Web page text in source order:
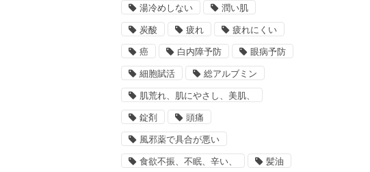
湯冷めしない 潤い肌
炭酸 疲れ 疲れにくい
癌 白内障予防 眼病予防
細胞賦活 総アルブミン
肌荒れ、肌にやさし、美肌、
錠剤 頭痛
風邪薬で具合が悪い
食欲不振、不眠、辛い、 髪油